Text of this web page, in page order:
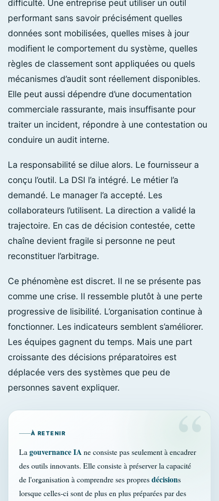
difficulté. Une entreprise peut utiliser un outil
performant sans savoir précisément quelles
données sont mobilisées, quelles mises à jour
modifient le comportement du système, quelles
règles de classement sont appliquées ou quels
mécanismes d’audit sont réellement disponibles.
Elle peut aussi dépendre d’une documentation
commerciale rassurante, mais insuffisante pour
traiter un incident, répondre à une contestation ou
conduire un audit interne.
La responsabilité se dilue alors. Le fournisseur a
conçu l’outil. La DSI l’a intégré. Le métier l’a
demandé. Le manager l’a accepté. Les
collaborateurs l’utilisent. La direction a validé la
trajectoire. En cas de décision contestée, cette
chaîne devient fragile si personne ne peut
reconstituer l’arbitrage.
Ce phénomène est discret. Il ne se présente pas
comme une crise. Il ressemble plutôt à une perte
progressive de lisibilité. L’organisation continue à
fonctionner. Les indicateurs semblent s’améliorer.
Les équipes gagnent du temps. Mais une part
croissante des décisions préparatoires est
déplacée vers des systèmes que peu de
personnes savent expliquer.
À RETENIR
La gouvernance IAne consiste pas seulement à encadrer
des outils innovants. Elle consiste à préserver la capacité
de l'organisation à comprendre ses propresdécisions
lorsque celles-ci sont de plus en plus préparées par des